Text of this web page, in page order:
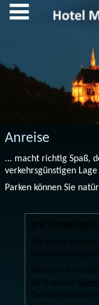
Anreise
... macht richtig Spaß,
verkehrsgünstigen
Parken können Sie
Sie in unserer
Die